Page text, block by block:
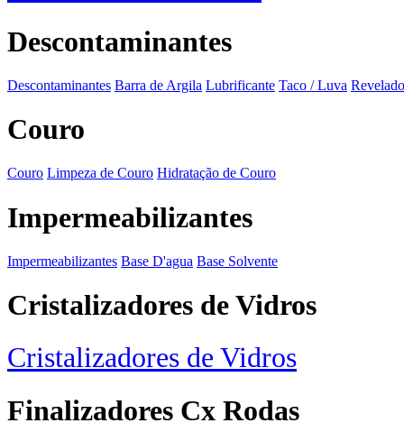
Descontaminantes
Descontaminantes Barra de Argila Lubrificante Taco / Luva
Couro
Couro Limpeza de Couro Hidratação de Couro
Impermeabilizantes
Impermeabilizantes Base D'agua Base Solvente
Cristalizadores de Vidros
Cristalizadores de Vidros
Finalizadores Cx Rodas